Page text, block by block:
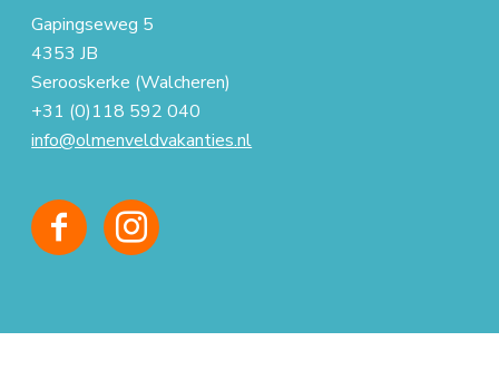
Gapingseweg 5
4353 JB
Serooskerke (Walcheren)
+31 (0)118 592 040
info@olmenveldvakanties.nl